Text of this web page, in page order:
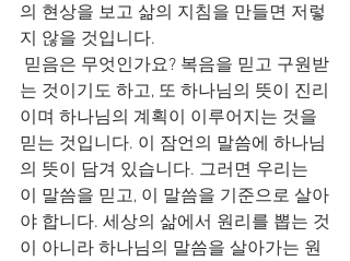
의 현상을 보고 삶의 지침을 만들면 저렇
지 않을 것입니다.
는 것이기도 하고, 또 하나님의 뜻이 진리
이며 하나님의 계획이 이루어지는 것을
믿는 것입니다. 이 잠언의 말씀에 하나님
의 뜻이 담겨 있습니다. 그러면 우리는
이 말씀을 믿고, 이 말씀을 기준으로 살아
야 합니다. 세상의 삶에서 원리를 뽑는 것
이 아니라 하나님의 말씀을 살아가는 원